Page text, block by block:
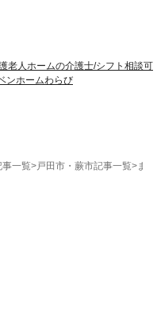
老人ホームの介護士/シフト相談可
ンホームわらび
事一覧>戸田市・蕨市記事一覧>まち